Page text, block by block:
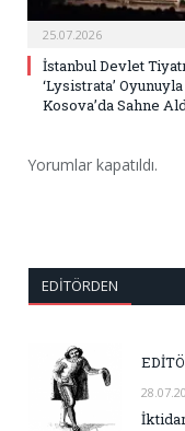
25.07.2026
İstanbul Devlet
‘Lysistrata’ Oyunuyla
Kosova’da Sahne
Yorumlar kapatıldı.
EDITÖRDEN